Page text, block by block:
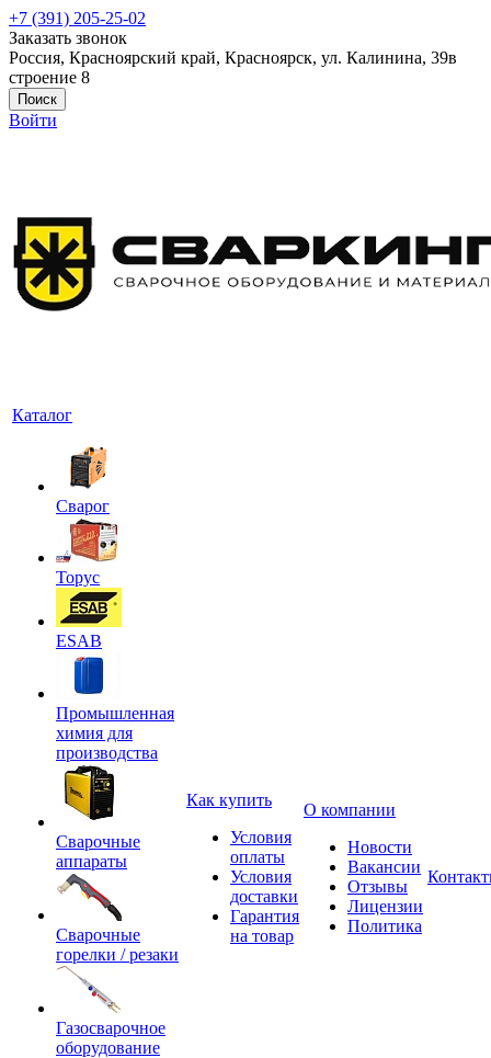
+7 (391) 205-25-02
Заказать звонок
Россия, Красноярский край, Красноярск, ул. Калинина, 39в
строение 8
Поиск
Войти
Каталог
Сварог
Торус
ESAB
Промышленная
химия для
производства
Сварочные
аппараты
Сварочные
горелки / резаки
Газосварочное
оборудование
Как купить
Условия
оплаты
Условия
доставки
Гарантия
на товар
О компании
Новости
Вакансии
Отзывы
Лицензии
Политика